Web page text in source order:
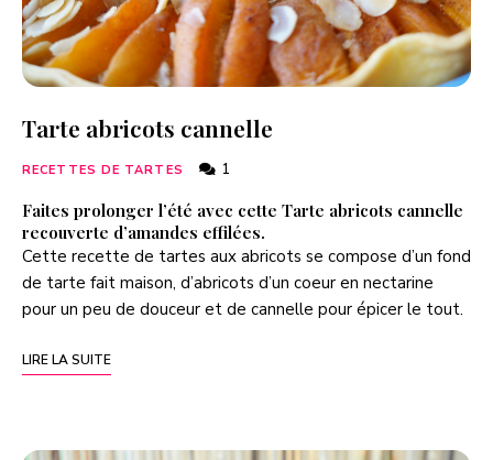
Tarte abricots cannelle
RECETTES DE TARTES 1
Faites prolonger l’été avec cette Tarte abricots cannelle
recouverte d’amandes effilées.
Cette recette de tartes aux abricots se compose d’un fond
de tarte fait maison, d’abricots d’un coeur en nectarine
pour un peu de douceur et de cannelle pour épicer le tout.
LIRE LA SUITE